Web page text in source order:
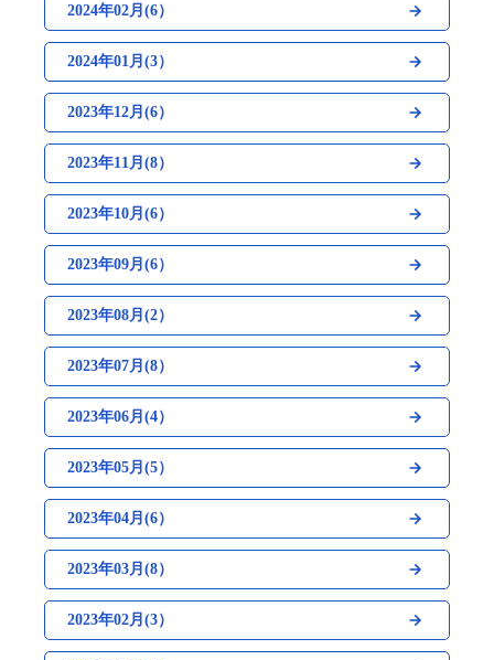
2024年02月(6）
2024年01月(3）
2023年12月(6）
2023年11月(8）
2023年10月(6）
2023年09月(6）
2023年08月(2）
2023年07月(8）
2023年06月(4）
2023年05月(5）
2023年04月(6）
2023年03月(8）
2023年02月(3）